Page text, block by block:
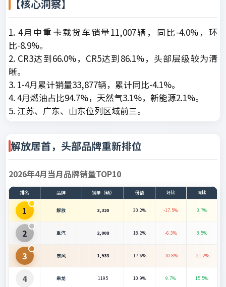
【核心洞察】
1. 4月中重卡载货车销量11,007辆，同比-4.0%，环
比-8.9%。
2. CR3达到66.0%，CR5达到86.1%，头部层级较为清
晰。
3. 1-4月累计销量33,877辆，累计同比-4.1%。
4. 4月燃油占比94.7%，天然气3.1%，新能源2.1%。
5. 江苏、广东、山东位列区域前三。
解放居首，头部品牌重新排位
2026年4月当月品牌销量TOP10
排名 品牌 销量（辆） 份额 环比 同比
1 解放 3,320 30.2% -17.5% 3.7%
2 重汽 2,008 18.2% -6.3% 8.5%
3 东风 1,933 17.6% -10.8% -21.2%
4 乘龙 1195 10.9% 9.7% 15.5%